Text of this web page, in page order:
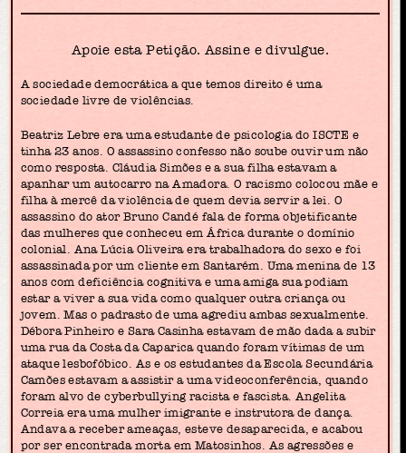
Apoie esta Petição. Assine e divulgue.
A sociedade democrática a que temos direito é uma
sociedade livre de violências.
Beatriz Lebre era uma estudante de psicologia do ISCTE e
tinha 23 anos. O assassino confesso não soube ouvir um não
como resposta. Cláudia Simões e a sua filha estavam a
apanhar um autocarro na Amadora. O racismo colocou mãe e
filha à mercê da violência de quem devia servir a lei. O
assassino do ator Bruno Candé fala de forma objetificante
das mulheres que conheceu em África durante o domínio
colonial. Ana Lúcia Oliveira era trabalhadora do sexo e foi
assassinada por um cliente em Santarém. Uma menina de 13
anos com deficiência cognitiva e uma amiga sua podiam
estar a viver a sua vida como qualquer outra criança ou
jovem. Mas o padrasto de uma agrediu ambas sexualmente.
Débora Pinheiro e Sara Casinha estavam de mão dada a subir
uma rua da Costa da Caparica quando foram vítimas de um
ataque lesbofóbico. As e os estudantes da Escola Secundária
Camões estavam a assistir a uma videoconferência, quando
foram alvo de cyberbullying racista e fascista. Angelita
Correia era uma mulher imigrante e instrutora de dança.
Andava a receber ameaças, esteve desaparecida, e acabou
por ser encontrada morta em Matosinhos. As agressões e